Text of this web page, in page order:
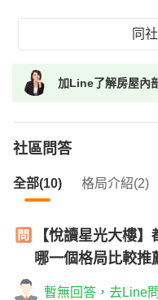
同
加Line了解房屋內
社區問答
全部(10) 格局介紹(2)
【悅讀星光大樓
哪一個格局比較推
暫無回答，去Line問